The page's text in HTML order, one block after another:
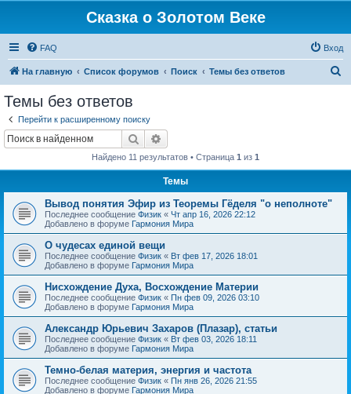
Сказка о Золотом Веке
FAQ Вход
На главную Список форумов Поиск Темы без ответов
Темы без ответов
Перейти к расширенному поиску
Поиск
Найдено 11 результатов • Страница 1 из 1
Темы
Вывод понятия Эфир из Теоремы Гёделя "о неполноте"
Последнее сообщение Физик « Чт апр 16, 2026 22:12
Добавлено в форуме Гармония Мира
О чудесах единой вещи
Последнее сообщение Физик « Вт фев 17, 2026 18:01
Добавлено в форуме Гармония Мира
Нисхождение Духа, Восхождение Материи
Последнее сообщение Физик « Пн фев 09, 2026 03:10
Добавлено в форуме Гармония Мира
Александр Юрьевич Захаров (Плазар), статьи
Последнее сообщение Физик « Вт фев 03, 2026 18:11
Добавлено в форуме Гармония Мира
Темно-белая материя, энергия и частота
Последнее сообщение Физик « Пн янв 26, 2026 21:55
Добавлено в форуме Гармония Мира